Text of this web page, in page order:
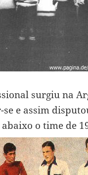
surgiu na
e assim
o time de